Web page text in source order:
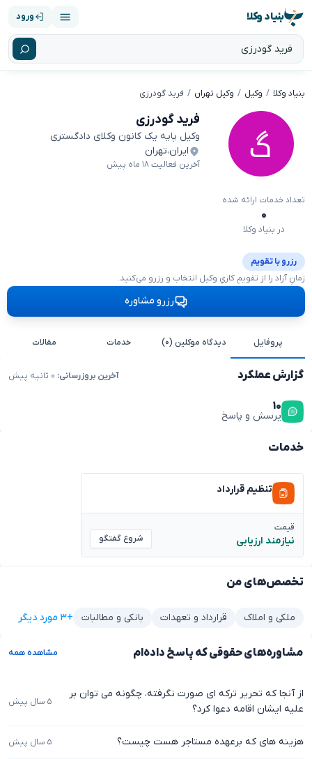
بنیاد وکلا ورود
بنیاد وکلا وکیل وکیل تهران فرید گودرزی
فرید گودرزی
وکیل پایه یک کانون وکلای دادگستری
ایران،تهران
آخرین فعالیت ۱۸ ماه پیش
تعداد خدمات ارائه شده
۰
در بنیاد وکلا
رزرو با تقویم
زمانِ آزاد را از تقویمِ کاریِ وکیل انتخاب و رزرو می‌کنید.
رزرو مشاوره
پروفایل دیدگاه موکلین (۰) خدمات مقالات
گزارش عملکرد آخرین بروزرسانی:
۱۰
پرسش و پاسخ
تخصص‌های من
ملکی و املاک قرارداد و تعهدات بانکی و مطالبات +۳ مورد دیگر
خدمات
تنظیم قرارداد
قیمت
نیازمند ارزیابی شروع گفتگو
مشاوره‌های حقوقی که پاسخ داده‌ام مشاهده همه
از آنجا که تحریر ترکه ای صورت نگرفته، چگونه می توان بر
علیه ایشان اقامه دعوا کرد؟
۵ سال پیش
هزینه های که برعهده مستاجر هست چیست؟ ۵ سال پیش